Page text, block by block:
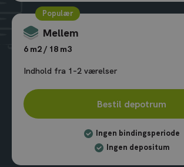
Populær
Mellem
6 m2 / 18 m3
Indhold fra 1–2 værelser
Bestil depotrum
Ingen bindingsperiode
Ingen depositum